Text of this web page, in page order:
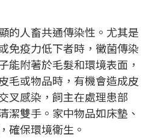
的人畜共通傳染性。尤其是
免疫力低下者時，黴菌傳染
能附著於毛髮和環境表面，
毛或物品時，有機會造成皮
叉感染，飼主在處理患部
潔雙手。家中物品如床墊、
確保環境衛生。